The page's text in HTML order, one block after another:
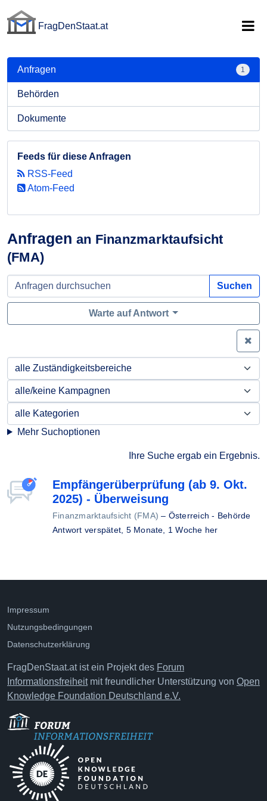
FragDenStaat.at
Anfragen an Finanzmarktaufsicht
(FMA)
Suchen
Warte auf Antwort
Mehr Suchoptionen
Ihre Suche ergab ein Ergebnis.
Empfängerüberprüfung (ab 9. Okt.
2025) - Überweisung
Finanzmarktaufsicht (FMA) – Österreich - Behörde
Antwort verspätet, 5 Monate, 1 Woche her
Anfragen 1
Behörden
Dokumente
Feeds für diese Anfragen
RSS-Feed
Atom-Feed
Impressum
Nutzungsbedingungen
Datenschutzerklärung
FragDenStaat.at ist ein Projekt des Forum
Informationsfreiheitmit freundlicher Unterstützung von Open
Knowledge Foundation Deutschland e.V.